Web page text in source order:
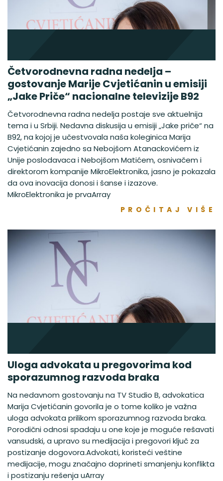
Četvorodnevna radna nedelja –
gostovanje Marije Cvjetićanin u emisiji
„Jake Priče“ nacionalne televizije B92
Četvorodnevna radna nedelja postaje sve aktuelnija
tema i u Srbiji. Nedavna diskusija u emisiji „Jake priče“ na
B92, na kojoj je učestvovala naša koleginica Marija
Cvjetićanin zajedno sa Nebojšom Atanackovićem iz
Unije poslodavaca i Nebojšom Matićem, osnivačem i
direktorom kompanije MikroElektronika, jasno je pokazala
da ova inovacija donosi i šanse i izazove.
MikroElektronika je prvaArray
PROČITAJ VIŠE
Uloga advokata u pregovorima kod
sporazumnog razvoda braka
Na nedavnom gostovanju na TV Studio B, advokatica
Marija Cvjetićanin govorila je o tome koliko je važna
uloga advokata prilikom sporazumnog razvoda braka.
Porodični odnosi spadaju u one koje je moguće rešavati
vansudski, a upravo su medijacija i pregovori ključ za
postizanje dogovora.Advokati, koristeći veštine
medijacije, mogu značajno doprineti smanjenju konflikta
i postizanju rešenja uArray